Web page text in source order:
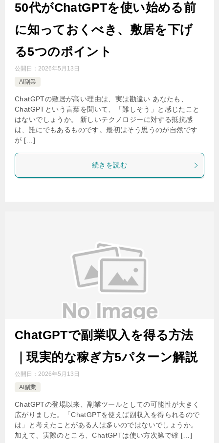
50代がChatGPTを使い始める前
に知っておくべき、敷居を下げ
る5つのポイント
公開日： 2026年5月13日
AI副業
ChatGPTの敷居が高い理由は、実は勘違い あなたも、
ChatGPTという言葉を聞いて、「難しそう」と感じたこと
はないでしょうか。 新しいテクノロジーに対する抵抗感
は、誰にでもあるものです。最初はそう思うのが自然です
が […]
続きを読む
ChatGPTで副業収入を得る方法
｜現実的な稼ぎ方5パターン解説
公開日： 2026年5月13日
AI副業
ChatGPTの登場以来、副業ツールとしての可能性が大きく
広がりました。「ChatGPTを使えば副収入を得られるので
は」と考えたことがある人は多いのではないでしょうか。
加えて、実際のところ、ChatGPTは使い方次第で確 […]